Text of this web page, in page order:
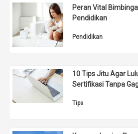
Peran Vital
Pendidikan
Pendidikan
10 Tips Jitu Agar
Sertifikasi Tanpa
Tips